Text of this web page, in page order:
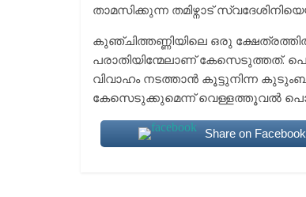
താമസിക്കുന്ന തമിഴ്നാട്
കുഞ്ചിത്തണ്ണിയിലെ ഒരു
പരാതിയിന്മേലാണ് കേസെടുത്തത്.
വിവാഹം നടത്താൻ കൂട്ടുനിന്ന
കേസെടുക്കുമെന്ന് വെള്ളത്തൂവൽ
Share on Facebook